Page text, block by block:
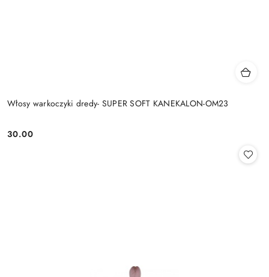
Włosy warkoczyki dredy- SUPER SOFT KANEKALON-OM23
Cena:
30.00